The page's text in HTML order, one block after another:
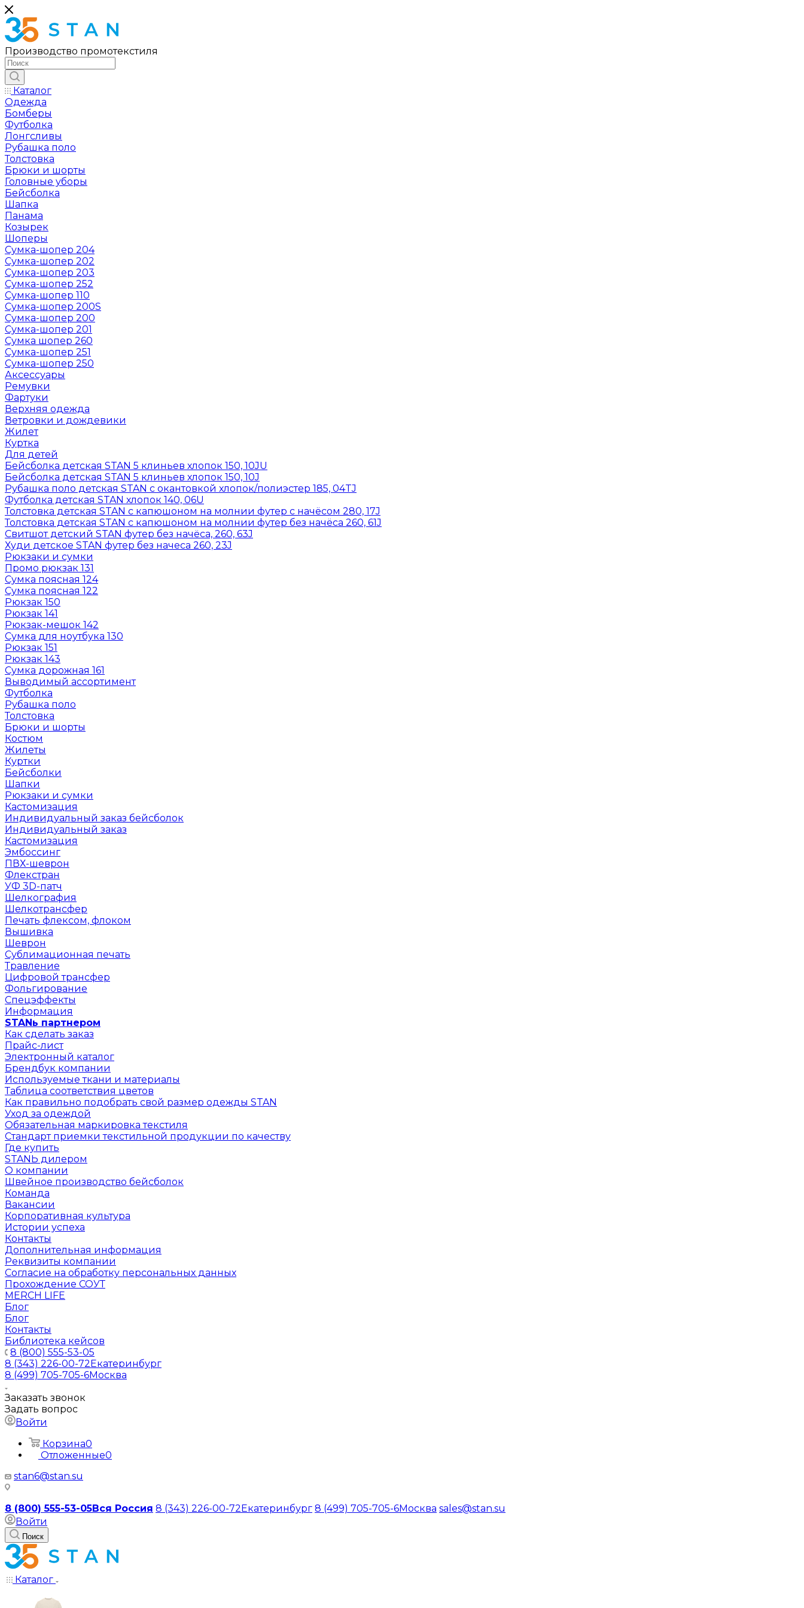
Производство промотекстиля
Каталог
Одежда
Бомберы
Футболка
Лонгсливы
Рубашка поло
Толстовка
Брюки и шорты
Головные уборы
Бейсболка
Шапка
Панама
Козырек
Шоперы
Сумка-шопер 204
Сумка-шопер 202
Сумка-шопер 203
Сумка-шопер 252
Сумка-шопер 110
Сумка-шопер 200S
Сумка-шопер 200
Сумка-шопер 201
Сумка шопер 260
Сумка-шопер 251
Сумка-шопер 250
Аксессуары
Ремувки
Фартуки
Верхняя одежда
Ветровки и дождевики
Жилет
Куртка
Для детей
Бейсболка детская STAN 5 клиньев хлопок 150, 10JU
Бейсболка детская STAN 5 клиньев хлопок 150, 10J
Рубашка поло детская STAN с окантовкой хлопок/полиэстер 185, 04TJ
Футболка детская STAN хлопок 140, 06U
Толстовка детская STAN с капюшоном на молнии футер с начёсом 280, 17J
Толстовка детская STAN с капюшоном на молнии футер без начёса 260, 61J
Свитшот детский STAN футер без начёса, 260, 63J
Худи детское STAN футер без начеса 260, 23J
Рюкзаки и сумки
Промо рюкзак 131
Сумка поясная 124
Сумка поясная 122
Рюкзак 150
Рюкзак 141
Рюкзак-мешок 142
Сумка для ноутбука 130
Рюкзак 151
Рюкзак 143
Сумка дорожная 161
Выводимый ассортимент
Футболка
Рубашка поло
Толстовка
Брюки и шорты
Костюм
Жилеты
Куртки
Бейсболки
Шапки
Рюкзаки и сумки
Кастомизация
Индивидуальный заказ бейсболок
Индивидуальный заказ
Кастомизация
Эмбоссинг
ПВХ-шеврон
Флекстран
УФ 3D-патч
Шелкография
Шелкотрансфер
Печать флексом, флоком
Вышивка
Шеврон
Сублимационная печать
Травление
Цифровой трансфер
Фольгирование
Спецэффекты
Информация
STANь партнером
Как сделать заказ
Прайс-лист
Электронный каталог
Брендбук компании
Используемые ткани и материалы
Таблица соответствия цветов
Как правильно подобрать свой размер одежды STAN
Уход за одеждой
Обязательная маркировка текстиля
Стандарт приемки текстильной продукции по качеству
Где купить
STANЬ дилером
О компании
Швейное производство бейсболок
Команда
Вакансии
Корпоративная культура
Истории успеха
Контакты
Дополнительная информация
Реквизиты компании
Согласие на обработку персональных данных
Прохождение СОУТ
MERCH LIFE
Блог
Блог
Контакты
Библиотека кейсов
8 (800) 555-53-05
8 (343) 226-00-72Екатеринбург
8 (499) 705-705-6Москва
Заказать звонок
Задать вопрос
Войти
Корзина0
Отложенные0
stan6@stan.su
8 (800) 555-53-05Вся Россия 8 (343) 226-00-72Екатеринбург 8 (499) 705-705-6Москва sales@stan.su
Войти
Поиск
Каталог